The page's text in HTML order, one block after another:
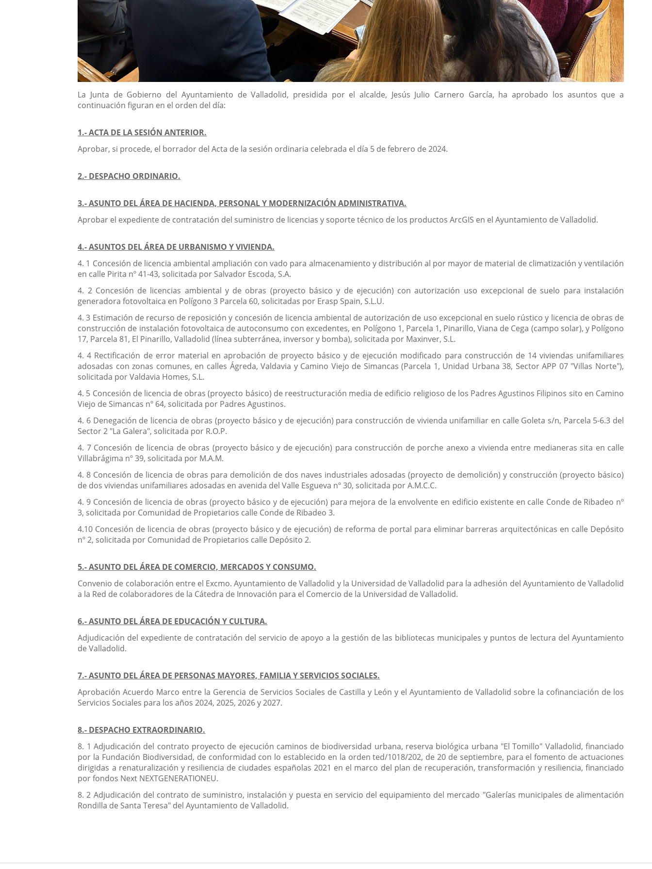
Descripción
La Junta de Gobierno del Ayuntamiento de Valladolid, presidida por el alcalde, Jesús Julio Carnero García, ha aprobado los asuntos que a
continuación figuran en el orden del día:
1.- ACTA DE LA SESIÓN ANTERIOR.
Aprobar, si procede, el borrador del Acta de la sesión ordinaria celebrada el día 5 de febrero de 2024.
2.- DESPACHO ORDINARIO.
3.- ASUNTO DEL ÁREA DE HACIENDA, PERSONAL Y MODERNIZACIÓN ADMINISTRATIVA.
Aprobar el expediente de contratación del suministro de licencias y soporte técnico de los productos ArcGIS en el Ayuntamiento de Valladolid.
4.- ASUNTOS DEL ÁREA DE URBANISMO Y VIVIENDA.
4. 1 Concesión de licencia ambiental ampliación con vado para almacenamiento y distribución al por mayor de material de climatización y ventilación
en calle Pirita nº 41-43, solicitada por Salvador Escoda, S.A.
4. 2 Concesión de licencias ambiental y de obras (proyecto básico y de ejecución) con autorización uso excepcional de suelo para instalación
generadora fotovoltaica en Polígono 3 Parcela 60, solicitadas por Erasp Spain, S.L.U.
4. 3 Estimación de recurso de reposición y concesión de licencia ambiental de autorización de uso excepcional en suelo rústico y licencia de obras de
construcción de instalación fotovoltaica de autoconsumo con excedentes, en Polígono 1, Parcela 1, Pinarillo, Viana de Cega (campo solar), y Polígono
17, Parcela 81, El Pinarillo, Valladolid (línea subterránea, inversor y bomba), solicitada por Maxinver, S.L.
4. 4 Rectificación de error material en aprobación de proyecto básico y de ejecución modificado para construcción de 14 viviendas unifamiliares
adosadas con zonas comunes, en calles Ágreda, Valdavia y Camino Viejo de Simancas (Parcela 1, Unidad Urbana 38, Sector APP 07 "Villas Norte"),
solicitada por Valdavia Homes, S.L.
4. 5 Concesión de licencia de obras (proyecto básico) de reestructuración media de edificio religioso de los Padres Agustinos Filipinos sito en Camino
Viejo de Simancas nº 64, solicitada por Padres Agustinos.
4. 6 Denegación de licencia de obras (proyecto básico y de ejecución) para construcción de vivienda unifamiliar en calle Goleta s/n, Parcela 5-6.3 del
Sector 2 "La Galera", solicitada por R.O.P.
4. 7 Concesión de licencia de obras (proyecto básico y de ejecución) para construcción de porche anexo a vivienda entre medianeras sita en calle
Villabrágima nº 39, solicitada por M.A.M.
4. 8 Concesión de licencia de obras para demolición de dos naves industriales adosadas (proyecto de demolición) y construcción (proyecto básico)
de dos viviendas unifamiliares adosadas en avenida del Valle Esgueva nº 30, solicitada por A.M.C.C.
4. 9 Concesión de licencia de obras (proyecto básico y de ejecución) para mejora de la envolvente en edificio existente en calle Conde de Ribadeo nº
3, solicitada por Comunidad de Propietarios calle Conde de Ribadeo 3.
4.10 Concesión de licencia de obras (proyecto básico y de ejecución) de reforma de portal para eliminar barreras arquitectónicas en calle Depósito
nº 2, solicitada por Comunidad de Propietarios calle Depósito 2.
5.- ASUNTO DEL ÁREA DE COMERCIO, MERCADOS Y CONSUMO.
Convenio de colaboración entre el Excmo. Ayuntamiento de Valladolid y la Universidad de Valladolid para la adhesión del Ayuntamiento de Valladolid
a la Red de colaboradores de la Cátedra de Innovación para el Comercio de la Universidad de Valladolid.
6.- ASUNTO DEL ÁREA DE EDUCACIÓN Y CULTURA.
Adjudicación del expediente de contratación del servicio de apoyo a la gestión de las bibliotecas municipales y puntos de lectura del Ayuntamiento
de Valladolid.
7.- ASUNTO DEL ÁREA DE PERSONAS MAYORES, FAMILIA Y SERVICIOS SOCIALES.
Aprobación Acuerdo Marco entre la Gerencia de Servicios Sociales de Castilla y León y el Ayuntamiento de Valladolid sobre la cofinanciación de los
Servicios Sociales para los años 2024, 2025, 2026 y 2027.
8.- DESPACHO EXTRAORDINARIO.
8. 1 Adjudicación del contrato proyecto de ejecución caminos de biodiversidad urbana, reserva biológica urbana "El Tomillo" Valladolid, financiado
por la Fundación Biodiversidad, de conformidad con lo establecido en la orden ted/1018/202, de 20 de septiembre, para el fomento de actuaciones
dirigidas a renaturalización y resiliencia de ciudades españolas 2021 en el marco del plan de recuperación, transformación y resiliencia, financiado
por fondos Next NEXTGENERATIONEU.
8. 2 Adjudicación del contrato de suministro, instalación y puesta en servicio del equipamiento del mercado "Galerías municipales de alimentación
Rondilla de Santa Teresa" del Ayuntamiento de Valladolid.